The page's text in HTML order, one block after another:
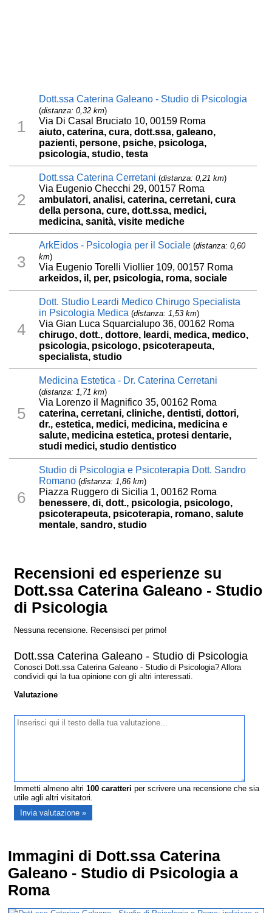
1
Dott.ssa Caterina Galeano - Studio di Psicologia
(distanza: 0,32 km)
Via Di Casal Bruciato 10, 00159 Roma
aiuto, caterina, cura, dott.ssa, galeano,
pazienti, persone, psiche, psicologa,
psicologia, studio, testa
2
Dott.ssa Caterina Cerretani (distanza: 0,21 km)
Via Eugenio Checchi 29, 00157 Roma
ambulatori, analisi, caterina, cerretani, cura
della persona, cure, dott.ssa, medici,
medicina, sanità, visite mediche
3
ArkEidos - Psicologia per il Sociale (distanza: 0,60
km)
Via Eugenio Torelli Viollier 109, 00157 Roma
arkeidos, il, per, psicologia, roma, sociale
4
Dott. Studio Leardi Medico Chirugo Specialista
in Psicologia Medica (distanza: 1,53 km)
Via Gian Luca Squarcialupo 36, 00162 Roma
chirugo, dott., dottore, leardi, medica, medico,
psicologia, psicologo, psicoterapeuta,
specialista, studio
5
Medicina Estetica - Dr. Caterina Cerretani
(distanza: 1,71 km)
Via Lorenzo il Magnifico 35, 00162 Roma
caterina, cerretani, cliniche, dentisti, dottori,
dr., estetica, medici, medicina, medicina e
salute, medicina estetica, protesi dentarie,
studi medici, studio dentistico
6
Studio di Psicologia e Psicoterapia Dott. Sandro
Romano (distanza: 1,86 km)
Piazza Ruggero di Sicilia 1, 00162 Roma
benessere, di, dott., psicologia, psicologo,
psicoterapeuta, psicoterapia, romano, salute
mentale, sandro, studio
Recensioni ed esperienze su
Dott.ssa Caterina Galeano - Studio
di Psicologia
Nessuna recensione. Recensisci per primo!
Dott.ssa Caterina Galeano - Studio di Psicologia
Conosci Dott.ssa Caterina Galeano - Studio di Psicologia? Allora
condividi qui la tua opinione con gli altri interessati.
Valutazione
Immetti almeno altri100 caratteri per scrivere una recensione che sia
utile agli altri visitatori.
Immagini di Dott.ssa Caterina
Galeano - Studio di Psicologia a
Roma